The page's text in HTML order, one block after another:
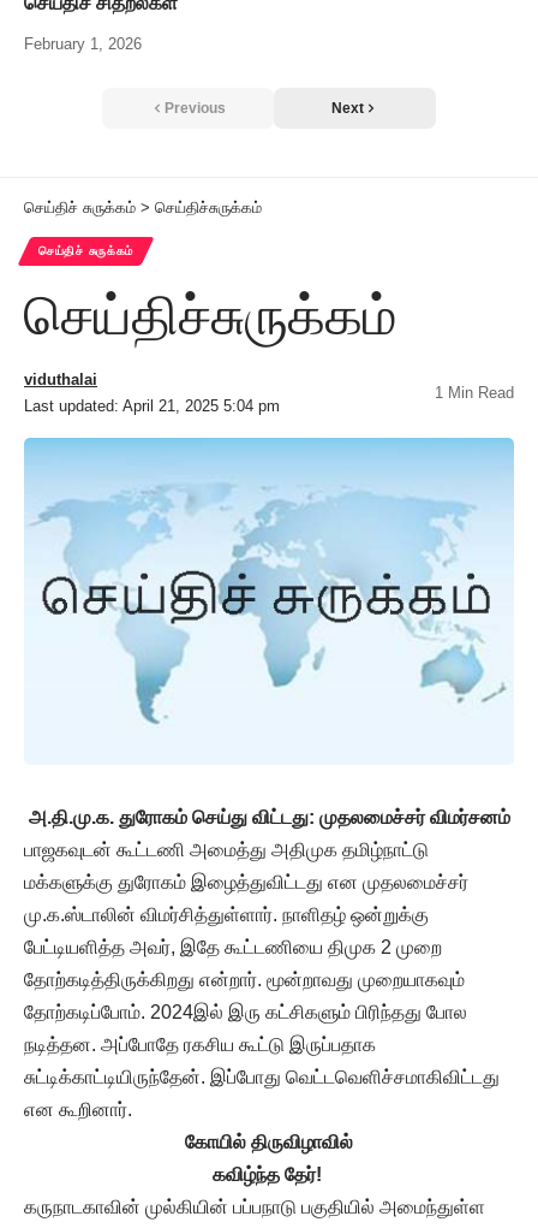
February 1, 2026
Previous Next
செய்திச் சுருக்கம் > செய்திச்சுருக்கம்
செய்திச் சுருக்கம்
செய்திச்சுருக்கம்
Last updated: April 21, 2025 5:04 pm
viduthalai
1 Min Read
அ.தி.மு.க. துரோகம் செய்து விட்டது: முதலமைச்சர் விமர்சனம்
பாஜகவுடன் கூட்டணி அமைத்து அதிமுக தமிழ்நாட்டு
மக்களுக்கு துரோகம் இழைத்துவிட்டது என முதலமைச்சர்
மு.க.ஸ்டாலின் விமர்சித்துள்ளார். நாளிதழ் ஒன்றுக்கு
பேட்டியளித்த அவர், இதே கூட்டணியை திமுக 2 முறை
தோற்கடித்திருக்கிறது என்றார். மூன்றாவது முறையாகவும்
தோற்கடிப்போம். 2024இல் இரு கட்சிகளும் பிரிந்தது போல
நடித்தன. அப்போதே ரகசிய கூட்டு இருப்பதாக
சுட்டிக்காட்டியிருந்தேன். இப்போது வெட்டவெளிச்சமாகிவிட்டது
என கூறினார்.
கோயில் திருவிழாவில்
கவிழ்ந்த தேர்!
கருநாடகாவின் முல்கியின் பப்பநாடு பகுதியில் அமைந்துள்ள